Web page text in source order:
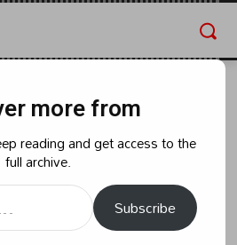
మహిళకు
అమ్మఫౌండేషన్
more from
reading and get access to the
full archive.
Subscribe